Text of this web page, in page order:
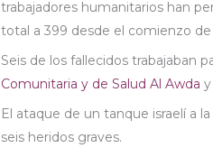
trabajadores humanitarios han
total a 399 desde el comienzo de
Seis de los fallecidos trabajaban
Comunitaria y de Salud Al Awda
El ataque de un tanque israelí a
seis heridos graves.